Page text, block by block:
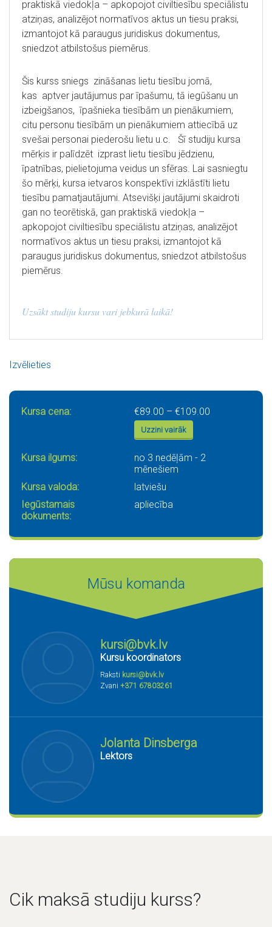
praktiskā viedokļa – apkopojot civiltiesību speciālistu
atziņas, analizējot normatīvos aktus un tiesu praksi,
izmantojot kā paraugus juridiskus dokumentus,
sniedzot atbilstošus piemērus.
Šis kurss sniegs zināšanas lietu tiesību jomā,
kas aptver jautājumus par īpašumu, tā iegūšanu un
izbeigšanos, īpašnieka tiesībām un pienākumiem,
citu personu tiesībām un pienākumiem attiecībā uz
svešai personai piederošu lietu u.c. Šī studiju kursa
mērķis ir palīdzēt izprast lietu tiesību jēdzienu,
īpatnības, pielietojuma veidus un sfēras. Lai sasniegtu
šo mērķi, kursa ietvaros konspektīvi izklāstīti lietu
tiesību pamatjautājumi. Atsevišķi jautājumi skaidroti
gan no teorētiskā, gan praktiskā viedokļa –
apkopojot civiltiesību speciālistu atziņas, analizējot
normatīvos aktus un tiesu praksi, izmantojot kā
paraugus juridiskus dokumentus, sniedzot atbilstošus
piemērus.
Uzsākt studiju kursu vari jebkurā laikā!
Izvēlieties
Kursa cena: €89.00 – €109.00
Uzzini vairāk
Kursa ilgums:
no 3 nedēļām - 2
mēnešiem
Kursa valoda:
latviešu
Iegūstamais
dokuments:
apliecība
Mūsu komanda
kursi@bvk.lv
Kursu koordinators
Raksti kursi@bvk.lv
Zvani +371 67803261
Jolanta Dinsberga
Lektors
Cik maksā studiju kurss?